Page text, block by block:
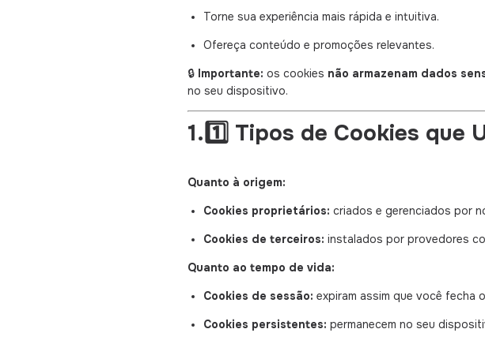
Torne sua experiência mais rápida e intuitiva.
Ofereça conteúdo e promoções relevantes.
🔒 Importante: os cookies não armazenam dados
no seu dispositivo.
1.1️⃣ Tipos de Cookies que
Quanto à origem:
Cookies proprietários: criados e gerenciados por
Cookies de terceiros: instalados por provedores
Quanto ao tempo de vida:
Cookies de sessão: expiram assim que você fecha
Cookies persistentes: permanecem no seu